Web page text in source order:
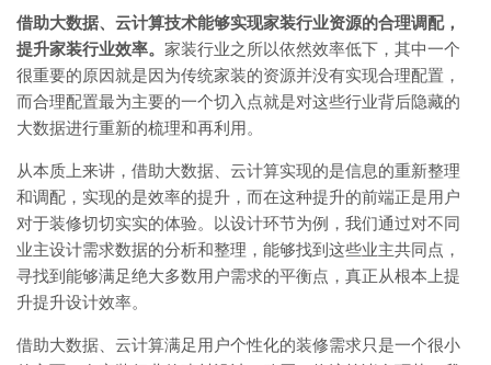
借助大数据、云计算技术能够实现家装行业资源的合理调配，
提升家装行业效率。 家装行业之所以依然效率低下，其中一个
很重要的原因就是因为传统家装的资源并没有实现合理配置，
而合理配置最为主要的一个切入点就是对这些行业背后隐藏的
大数据进行重新的梳理和再利用。
从本质上来讲，借助大数据、云计算实现的是信息的重新整理
和调配，实现的是效率的提升，而在这种提升的前端正是用户
对于装修切切实实的体验。以设计环节为例，我们通过对不同
业主设计需求数据的分析和整理，能够找到这些业主共同点，
寻找到能够满足绝大多数用户需求的平衡点，真正从根本上提
升提升设计效率。
借助大数据、云计算满足用户个性化的装修需求只是一个很小